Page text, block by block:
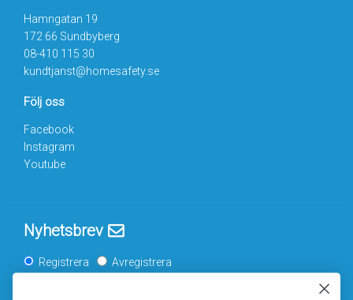
Hamngatan 19
172 66 Sundbyberg
08-410 115 30
kundtjanst@homesafety.se
Följ oss
Facebook
Instagram
Youtube
Nyhetsbrev
Registrera Avregistrera